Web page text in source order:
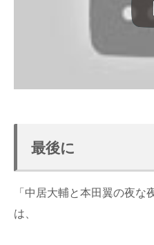
最後に
「中居大輔と本田翼の夜
は、